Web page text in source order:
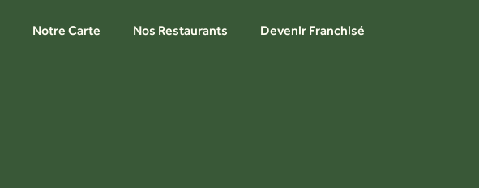
Notre Carte Nos Restaurants Devenir Franchisé